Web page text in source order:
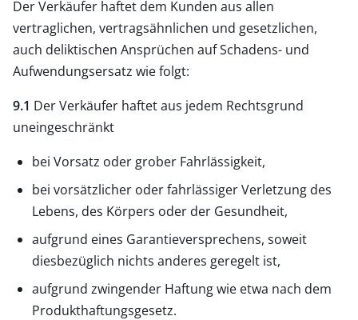
Der Verkäufer haftet dem Kunden aus allen
vertraglichen, vertragsähnlichen und gesetzlichen,
auch deliktischen Ansprüchen auf Schadens- und
Aufwendungsersatz wie folgt:
9.1 Der Verkäufer haftet aus jedem Rechtsgrund
uneingeschränkt
bei Vorsatz oder grober Fahrlässigkeit,
bei vorsätzlicher oder fahrlässiger Verletzung des
Lebens, des Körpers oder der Gesundheit,
aufgrund eines Garantieversprechens, soweit
diesbezüglich nichts anderes geregelt ist,
aufgrund zwingender Haftung wie etwa nach dem
Produkthaftungsgesetz.